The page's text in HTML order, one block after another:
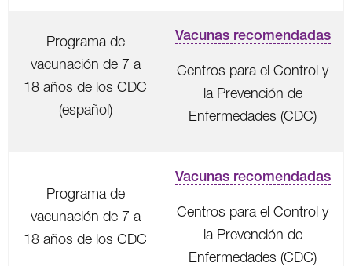
Programa de
vacunación de 7 a
18 años de los CDC
(español)
Vacunas recomendadas
Centros para el Control y
la Prevención de
Enfermedades (CDC)
Programa de
vacunación de 7 a
18 años de los CDC
Vacunas recomendadas
Centros para el Control y
la Prevención de
Enfermedades (CDC)